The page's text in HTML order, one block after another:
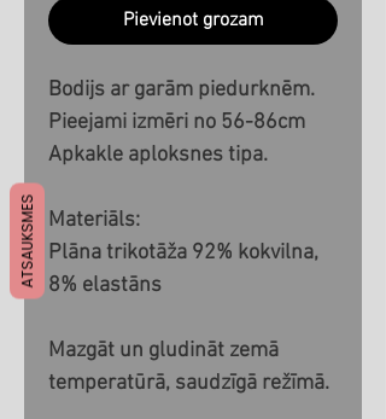
Pievienot grozam
Bodijs ar garām piedurknēm.
Pieejami izmēri no 56-86cm
Apkakle aploksnes tipa.
Materiāls:
Plāna trikotāža 92% kokvilna,
8% elastāns
Mazgāt un gludināt zemā
temperatūrā, saudzīgā režīmā.
ATSAUKSMES